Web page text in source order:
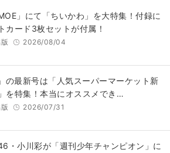
」にて「ちいかわ」を大特集！付録に
カード3枚セットが付属！
2026/08/04
の最新号は「人気スーパーマーケット新
を特集！本当にオススメでき…
2026/07/31
・小川彩が「週刊少年チャンピオン」に